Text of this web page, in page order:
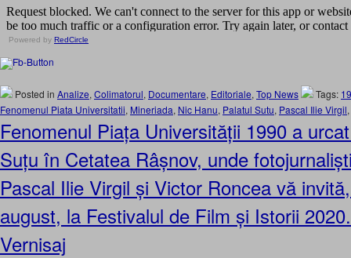
Powered by RedCircle
Posted in Analize, Colimatorul, Documentare, Editoriale, Top News Tags:
Fenomenul Piata Universitatii, Mineriada, Nic Hanu, Palatul Sutu, Pascal Ilie Virgil,
Fenomenul Piața Universității 1990 a
Suțu în Cetatea Râșnov, unde
Pascal Ilie Virgil și Victor Roncea vă
august, la Festivalul de Film și Istorii
Vernisaj